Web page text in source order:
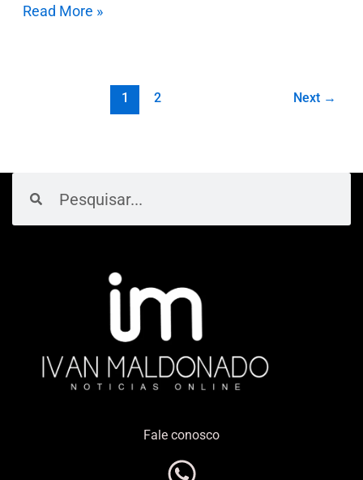
Read More »
1 2 Next →
Fale conosco